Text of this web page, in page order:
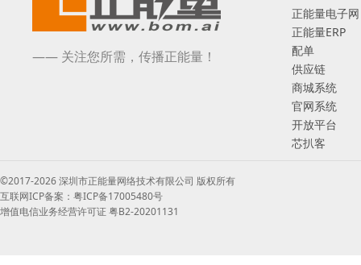
—— 关注您所需，传播正能量！
正能量电子网
正能量ERP
配单
供应链
商城系统
官网系统
开放平台
芯扒客
©2017-2026 深圳市正能量网络技术有限公司 版权所有
互联网ICP备案：粤ICP备17005480号
增值电信业务经营许可证 粤B2-20201131